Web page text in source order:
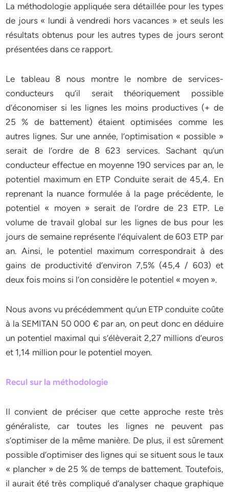
La méthodologie appliquée sera détaillée pour les types
de jours « lundi à vendredi hors vacances » et seuls les
résultats obtenus pour les autres types de jours seront
présentées dans ce rapport.
Le tableau 8 nous montre le nombre de services-
conducteurs qu’il serait théoriquement possible
d’économiser si les lignes les moins productives (+ de
25 % de battement) étaient optimisées comme les
autres lignes. Sur une année, l’optimisation « possible »
serait de l’ordre de 8 623 services. Sachant qu’un
conducteur effectue en moyenne 190 services par an, le
potentiel maximum en ETP Conduite serait de 45,4. En
reprenant la nuance formulée à la page précédente, le
potentiel « moyen » serait de l’ordre de 23 ETP. Le
volume de travail global sur les lignes de bus pour les
jours de semaine représente l’équivalent de 603 ETP par
an. Ainsi, le potentiel maximum correspondrait à des
gains de productivité d’environ 7,5% (45,4 / 603) et
deux fois moins si l’on considère le potentiel « moyen ».
Nous avons vu précédemment qu’un ETP conduite coûte
à la SEMITAN 50 000 € par an, on peut donc en déduire
un potentiel maximal qui s’élèverait 2,27 millions d’euros
et 1,14 million pour le potentiel moyen.
Recul sur la méthodologie
Il convient de préciser que cette approche reste très
généraliste, car toutes les lignes ne peuvent pas
s’optimiser de la même manière. De plus, il est sûrement
possible d’optimiser des lignes qui se situent sous le taux
« plancher » de 25 % de temps de battement. Toutefois,
il aurait été très compliqué d’analyser chaque graphique